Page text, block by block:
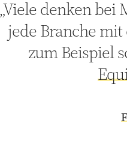
„Viele denken bei
jede Branche
zum Beispiel